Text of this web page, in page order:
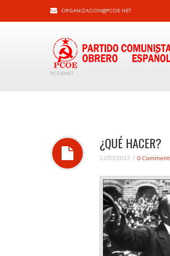
ORGANIZACION@PCOE.NET
PCOENET
¿QUÉ HACER?
12/03/2013 0